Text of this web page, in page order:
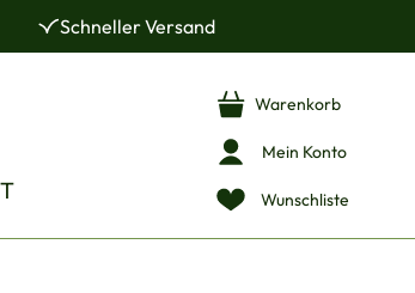
Schneller Versand
Wunschliste
Mein Konto
Warenkorb